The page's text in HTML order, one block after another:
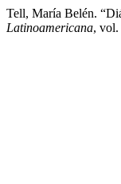
Tell, María Belén.
Latinoamericana, vol.